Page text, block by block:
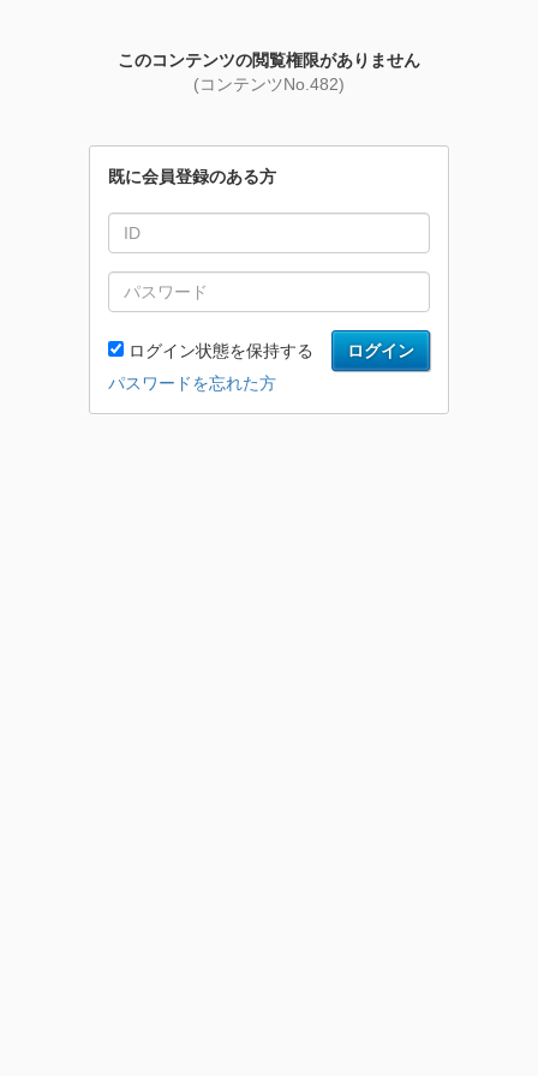
このコンテンツの閲覧権限がありません
(コンテンツNo.482)
既に会員登録のある方
ログイン
ログイン状態を保持する
パスワードを忘れた方